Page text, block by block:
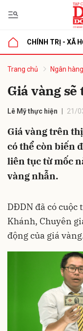
CHÍNH TRỊ - XÃ
Trang chủ Ngân
Giá vàng
Lê Mỹ thực hiện 21/
Giá vàng trên
có thể còn biến
liên tục từ mốc
vàng nhẫn.
DĐDN đã có cuộc
Khánh, Chuyên
động của giá
luận